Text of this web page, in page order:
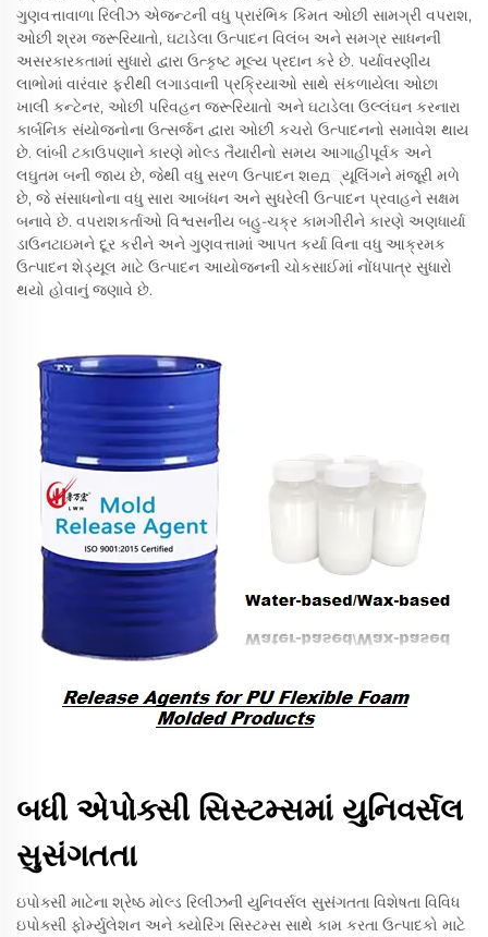
ગુણવત્તાવાળા રિલીઝ એજન્ટની વધુ પ્રારંભિક કિંમત ઓછી સામગ્રી વપરાશ,
ઓછી શ્રમ જરૂરિયાતો, ઘટાડેલા ઉત્પાદન વિલંબ અને સમગ્ર સાધનની
અસરકારકતામાં સુધારો દ્વારા ઉત્કૃષ્ટ મૂલ્ય પ્રદાન કરે છે. પર્યાવરણીય
લાભોમાં વારંવાર ફરીથી લગાડવાની પ્રક્રિયાઓ સાથે સંકળાયેલા ઓછા
ખાલી કન્ટેનર, ઓછી પરિવહન જરૂરિયાતો અને ઘટાડેલા ઉલ્લંઘન કરનારા
કાર્બનિક સંયોજનોના ઉત્સર્જન દ્વારા ઓછી કચરો ઉત્પાદનનો સમાવેશ થાય
છે. લાંબી ટકાઉપણાને કારણે મોલ્ડ તૈયારીનો સમય આગાહીપૂર્વક અને
લઘુતમ બની જાય છે, જેથી વધુ સરળ ઉત્પાદન શед્યૂલિંગને મંજૂરી મળે
છે, જે સંસાધનોના વધુ સારા આબંધન અને સુધરેલી ઉત્પાદન પ્રવાહને સક્ષમ
બનાવે છે. વપરાશકર્તાઓ વિશ્વસનીય બહુ-ચક્ર કામગીરીને કારણે અણધાર્યા
ડાઉનટાઇમને દૂર કરીને અને ગુણવત્તામાં આપત કર્યા વિના વધુ આક્રમક
ઉત્પાદન શેડ્યૂલ માટે ઉત્પાદન આયોજનની ચોકસાઈમાં નોંધપાત્ર સુધારો
થયો હોવાનું જણાવે છે.
બધી એપોક્સી સિસ્ટમ્સમાં યુનિવર્સલ
સુસંગતતા
ઇપોક્સી માટેના શ્રેષ્ઠ મોલ્ડ રિલીઝની યુનિવર્સલ સુસંગતતા વિશેષતા વિવિધ
ઇપોક્સી ફોર્મ્યુલેશન અને ક્યોરિંગ સિસ્ટમ્સ સાથે કામ કરતા ઉત્પાદકો માટે